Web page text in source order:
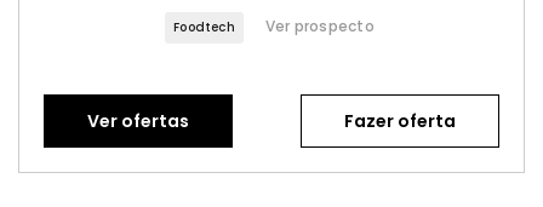
Foodtech Ver prospecto
Ver ofertas Fazer oferta